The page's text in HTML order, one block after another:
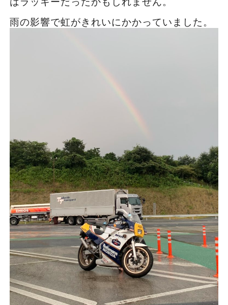
雨の影響で虹がきれいにかかっていました。